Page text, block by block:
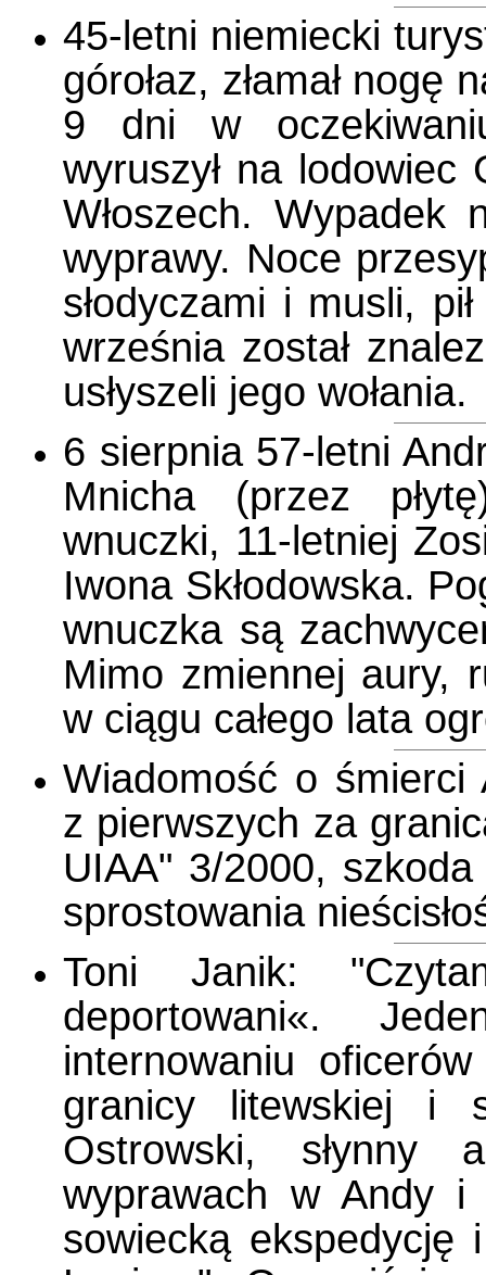
45-letni niemiecki
górołaz, złamał nogę
9 dni w
wyruszył na
Włoszech. Wypadek
wyprawy. Noce
słodyczami i musli,
września został
usłyszeli jego wołania.
6 sierpnia 57-letni
Mnicha (przez
wnuczki, 11-letniej
Iwona Skłodowska.
wnuczka są
Mimo zmiennej aury,
w ciągu całego lata
Wiadomość o śmierci
z pierwszych za
UIAA" 3/2000,
sprostowania
Toni Janik:
deportowani«.
internowaniu
granicy litewskiej i
Ostrowski, słynny
wyprawach w Andy i
sowiecką